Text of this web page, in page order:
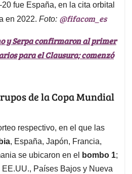
fue España, en la cita orbital
en 2022. Foto: @fifacom_es
y Serpa confirmaron al primer
para el Clausura; comenzó
de la Copa Mundial
respectivo, en el que las
, España, Japón, Francia,
se ubicaron en el
bombo 1;
Países Bajos y Nueva